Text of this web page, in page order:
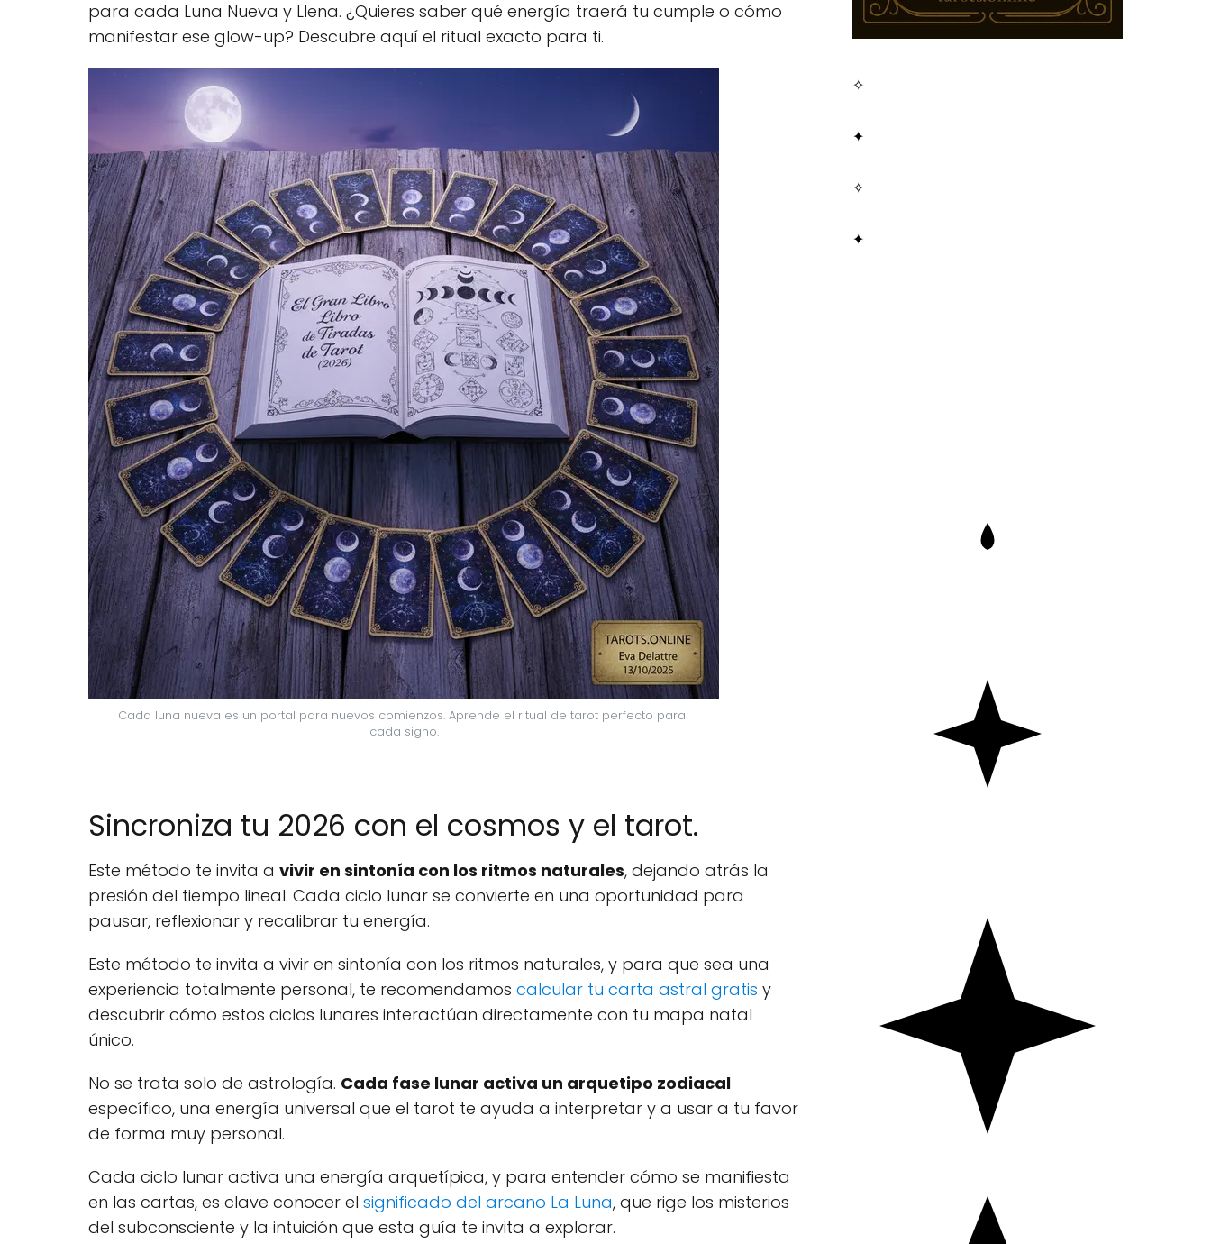
para cada Luna Nueva y Llena. ¿Quieres saber qué energía traerá tu cumple o cómo
manifestar ese glow-up? Descubre aquí el ritual exacto para ti.
Cada luna nueva es un portal para nuevos comienzos. Aprende el ritual de tarot perfecto para
cada signo.
Sincroniza tu 2026 con el cosmos y el tarot.
Este método te invita a vivir en sintonía con los ritmos naturales, dejando atrás la
presión del tiempo lineal. Cada ciclo lunar se convierte en una oportunidad para
pausar, reflexionar y recalibrar tu energía.
Este método te invita a vivir en sintonía con los ritmos naturales, y para que sea una
experiencia totalmente personal, te recomendamos calcular tu carta astral gratis y
descubrir cómo estos ciclos lunares interactúan directamente con tu mapa natal
único.
No se trata solo de astrología. Cada fase lunar activa un arquetipo zodiacal
específico, una energía universal que el tarot te ayuda a interpretar y a usar a tu favor
de forma muy personal.
Cada ciclo lunar activa una energía arquetípica, y para entender cómo se manifiesta
en las cartas, es clave conocer el significado del arcano La Luna, que rige los misterios
del subconsciente y la intuición que esta guía te invita a explorar.
✧
✦
✧
✦